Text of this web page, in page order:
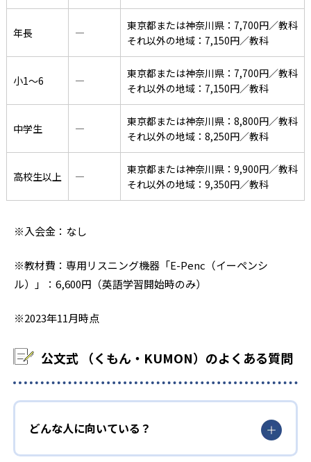
年長 ―
東京都または神奈川県：7,700円／教科
それ以外の地域：7,150円／教科
小1〜6 ―
東京都または神奈川県：7,700円／教科
それ以外の地域：7,150円／教科
中学生 ―
東京都または神奈川県：8,800円／教科
それ以外の地域：8,250円／教科
高校生以上 ―
東京都または神奈川県：9,900円／教科
それ以外の地域：9,350円／教科
※入会金：なし
※教材費：専用リスニング機器「E-Penc（イーペンシ
ル）」：6,600円（英語学習開始時のみ）
※2023年11月時点
公文式 （くもん・KUMON）のよくある質問
どんな人に向いている？